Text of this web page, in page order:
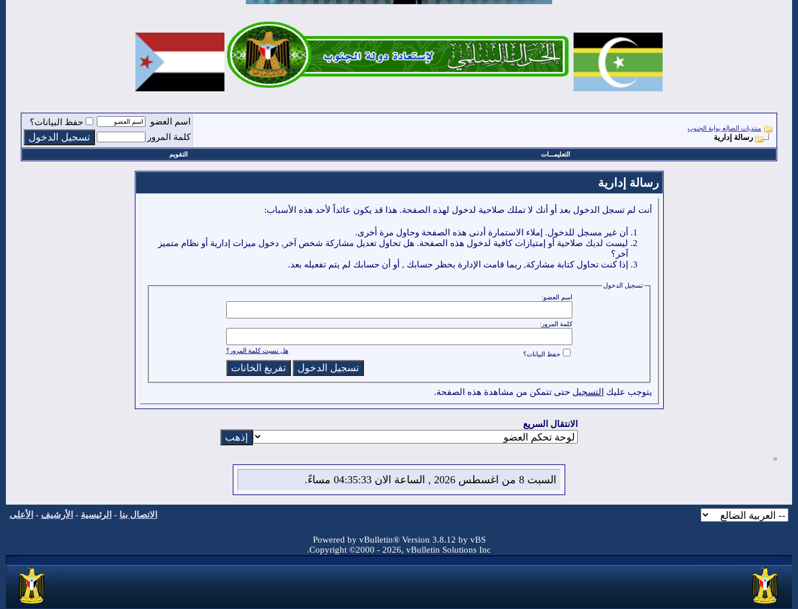
منتديات الضالع بوابة الجنوب
رسالة إدارية
اسم العضو
حفظ البيانات؟
كلمة المرور
التعليمـــات التقويم
رسالة إدارية
أنت لم تسجل الدخول بعد أو أنك لا تملك صلاحية لدخول لهذه الصفحة. هذا قد يكون عائداً لأحد هذه الأسباب:
أن غير مسجل للدخول. إملاء الاستمارة أدنى هذه الصفحة وحاول مرة أخرى.
ليست لديك صلاحية أو إمتيازات كافية لدخول هذه الصفحة. هل تحاول تعديل مشاركة شخص آخر, دخول ميزات إدارية أو نظام متميز
آخر؟
إذا كنت تحاول كتابة مشاركة, ربما قامت الإدارة بحظر حسابك , أو أن حسابك لم يتم تفعيله بعد.
تسجيل الدخول
اسم العضو:
كلمة المرور:
هل نسيت كلمة المرور؟ حفظ البيانات؟
يتوجب عليك التسجيل حتى تتمكن من مشاهدة هذه الصفحة.
الانتقال السريع
=
السبت 8 من اغسطس 2026 , الساعة الان 04:35:33 مساءً.
الاتصال بنا - الرئيسية - الأرشيف - الأعلى
Powered by vBulletin® Version 3.8.12 by vBS
Copyright ©2000 - 2026, vBulletin Solutions Inc.